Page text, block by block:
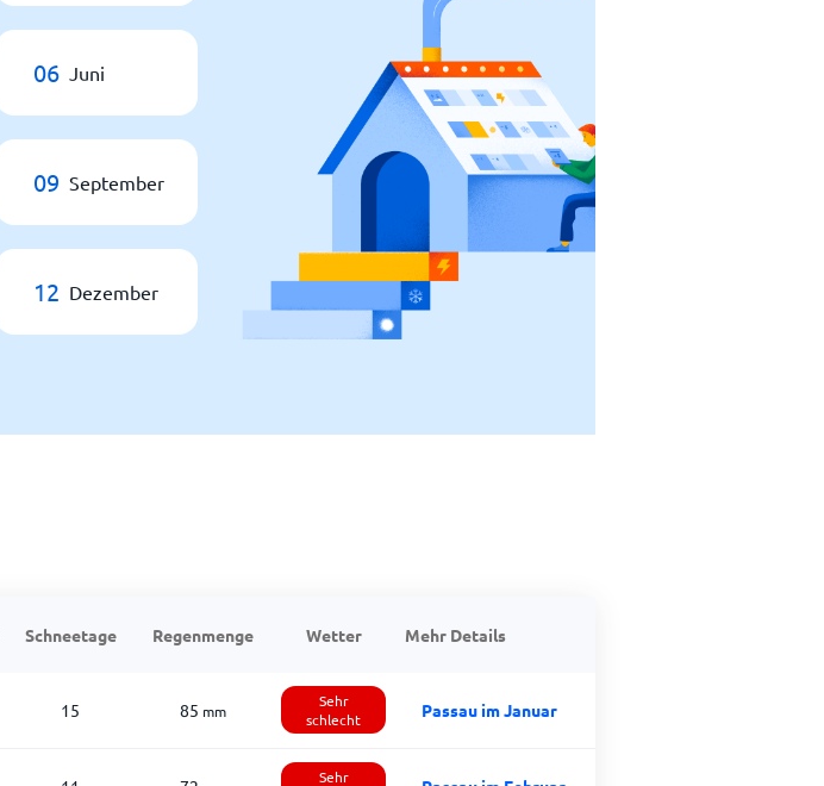
06 Juni
09 September
12 Dezember
Schneetage Regenmenge Wetter Mehr Details
15 85 mm
Sehr
schlecht
Passau im Januar
Sehr